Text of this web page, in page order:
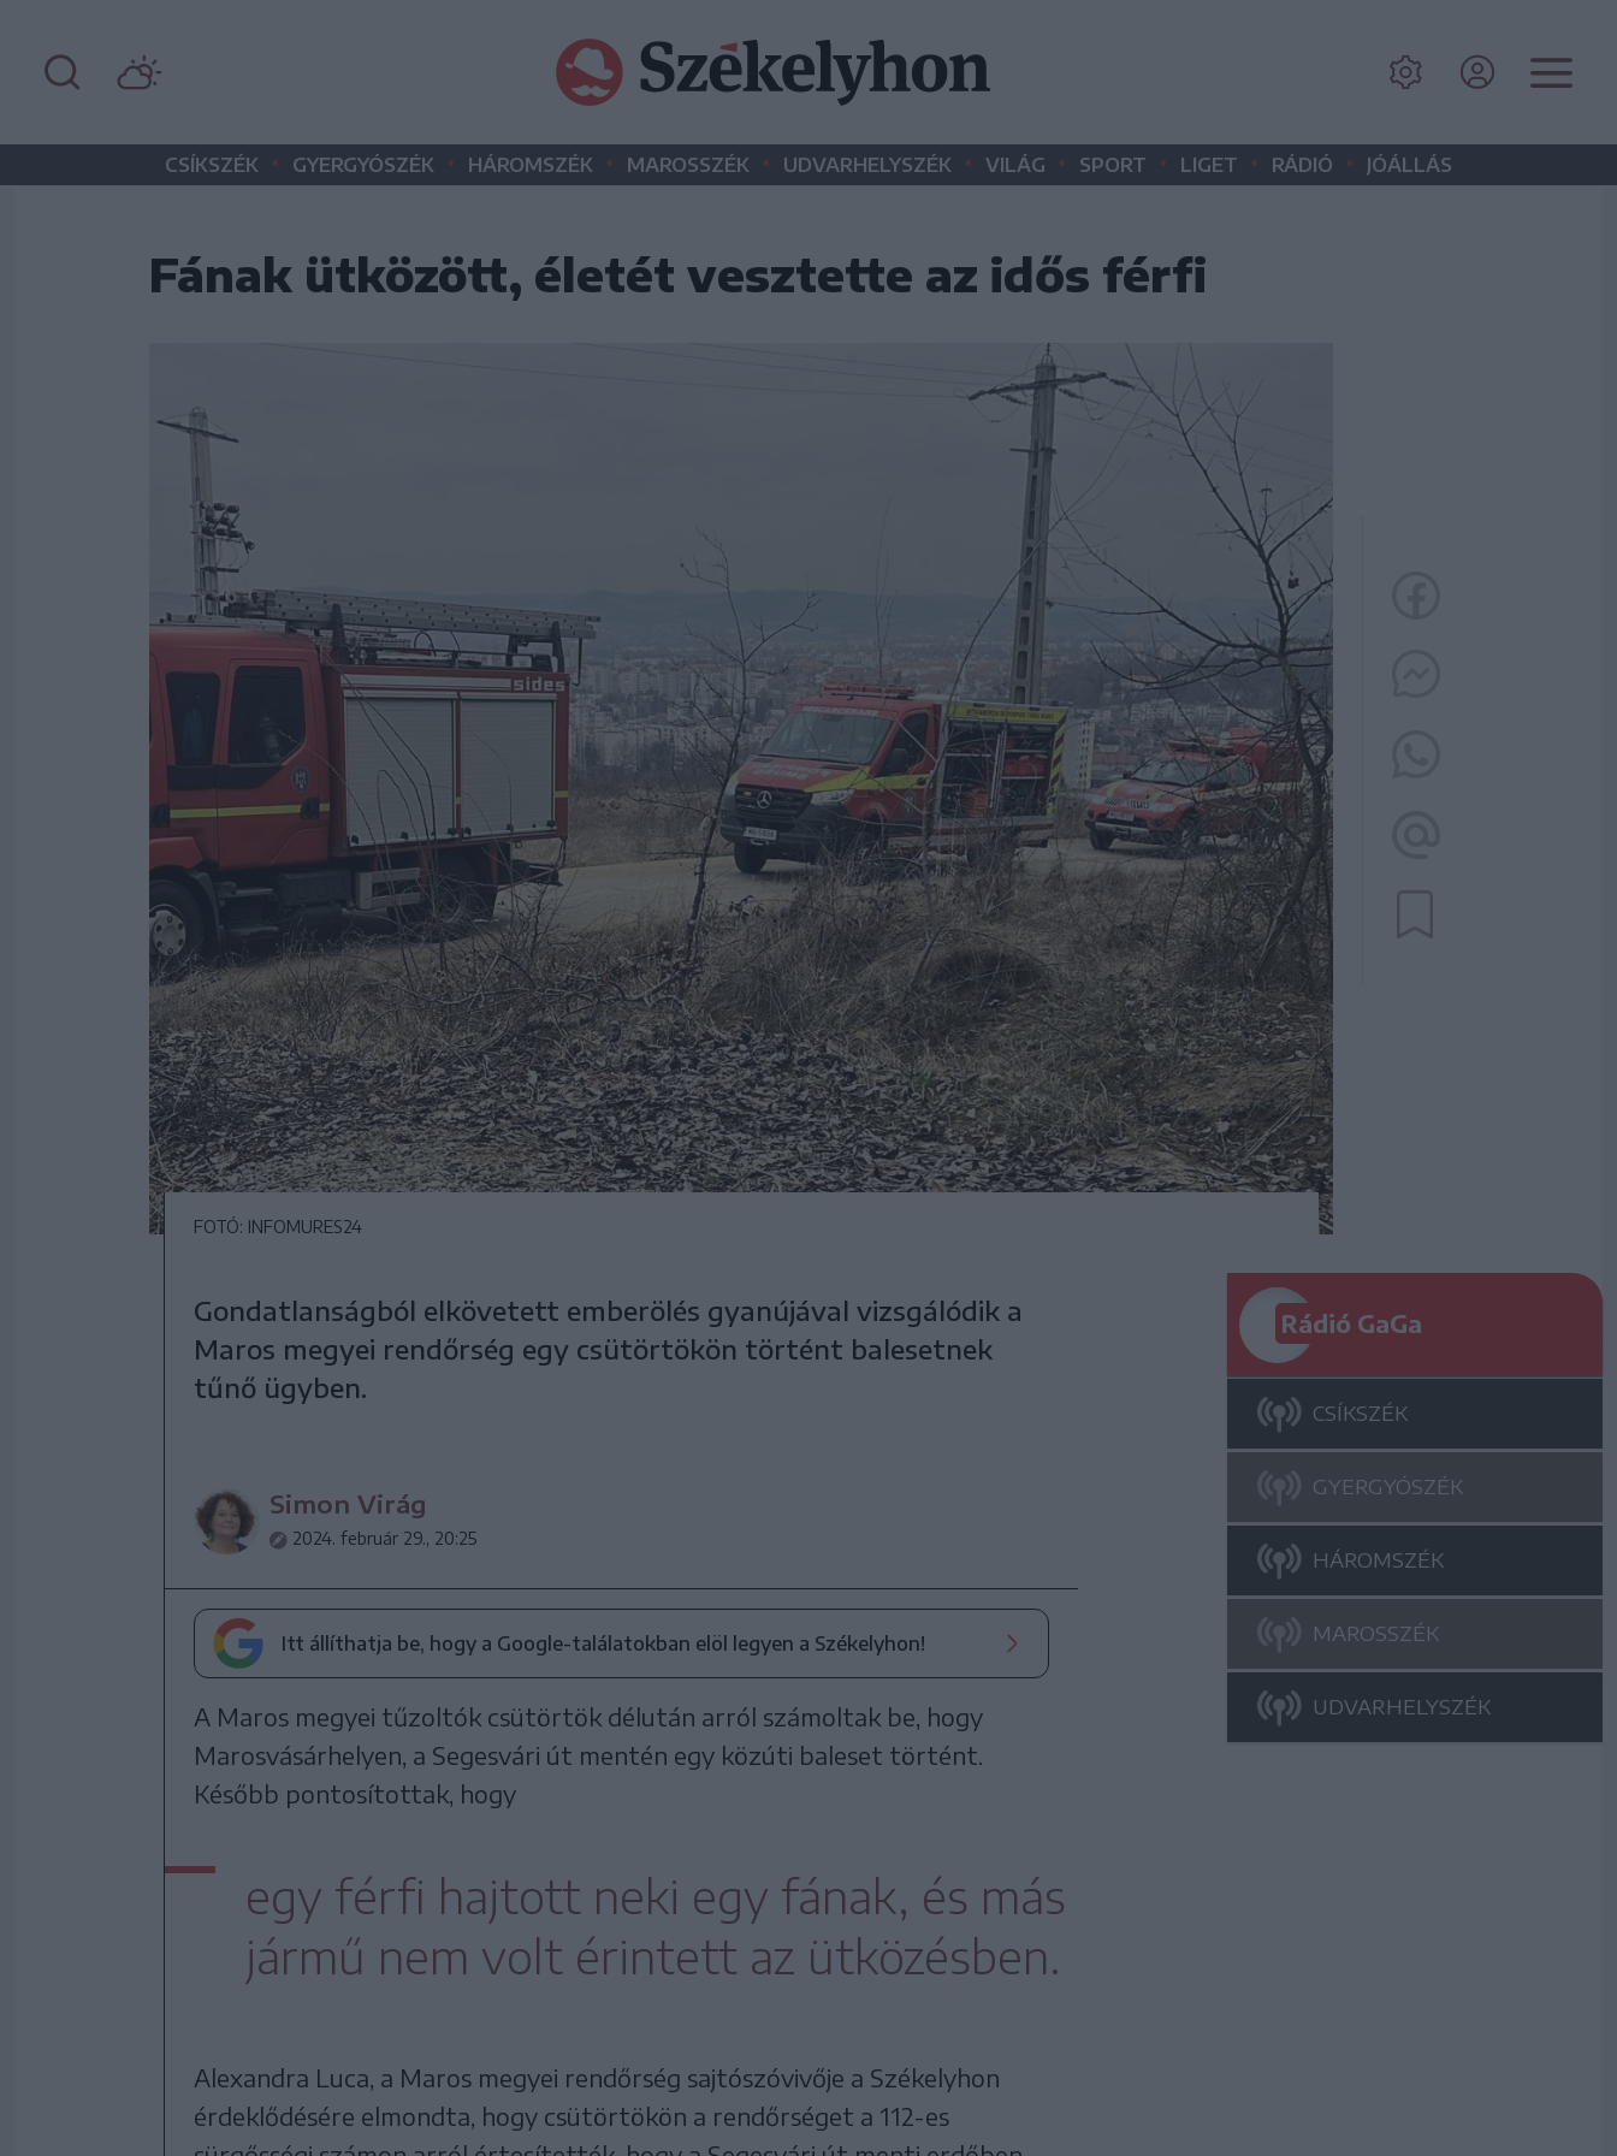
CSÍKSZÉK • GYERGYÓSZÉK • HÁROMSZÉK • MAROSSZÉK • UDVARHELYSZÉK • VILÁG • SPORT • LIGET • RÁDIÓ • JÓÁLLÁS
Fának ütközött, életét vesztette az idős férfi
FOTÓ: INFOMURES24
Gondatlanságból elkövetett emberölés gyanújával vizsgálódik a
Maros megyei rendőrség egy csütörtökön történt balesetnek
tűnő ügyben.
Simon Virág
2024. február 29., 20:25
Itt állíthatja be, hogy a Google-találatokban elöl legyen a Székelyhon!
A Maros megyei tűzoltók csütörtök délután arról számoltak be, hogy
Marosvásárhelyen, a Segesvári út mentén egy közúti baleset történt.
Később pontosítottak, hogy
egy férfi hajtott neki egy fának, és más
jármű nem volt érintett az ütközésben.
Alexandra Luca, a Maros megyei rendőrség sajtószóvivője a Székelyhon
érdeklődésére elmondta, hogy csütörtökön a rendőrséget a 112-es
Rádió GaGa
CSÍKSZÉK
GYERGYÓSZÉK
HÁROMSZÉK
MAROSSZÉK
UDVARHELYSZÉK